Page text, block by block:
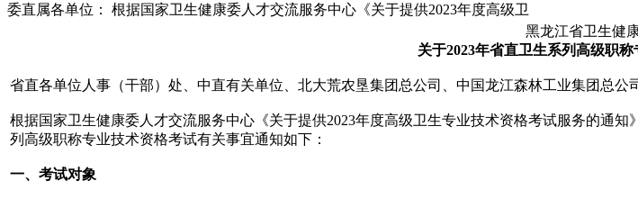
委直属各单位： 根据国家卫生健康委人才交流服务中心《关于提供2023年度高级卫
黑龙江省卫生健
关于2023年省直卫生系列高级职
省直各单位人事（干部）处、中直有关单位、北大荒农垦集团总公司、中国龙江森林工业集团总公
根据国家卫生健康委人才交流服务中心《关于提供2023年度高级卫生专业技术资格考试服务的通
列高级职称专业技术资格考试有关事宜通知如下：
一、考试对象